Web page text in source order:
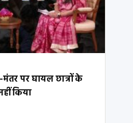
पर घायल छात्रों के
किया